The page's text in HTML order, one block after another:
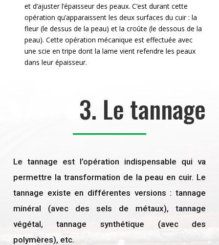
et d’ajuster l’épaisseur des peaux. C’est durant cette
opération qu’apparaissent les deux surfaces du cuir : la
fleur (le dessus de la peau) et la croûte (le dessous de la
peau). Cette opération mécanique est effectuée avec
une scie en tripe dont la lame vient refendre les peaux
dans leur épaisseur.
3. Le tannage
Le tannage est l’opération indispensable qui va
permettre la transformation de la peau en cuir. Le
tannage existe en différentes versions : tannage
minéral (avec des sels de métaux), tannage
végétal, tannage synthétique (avec des
polymères), etc.